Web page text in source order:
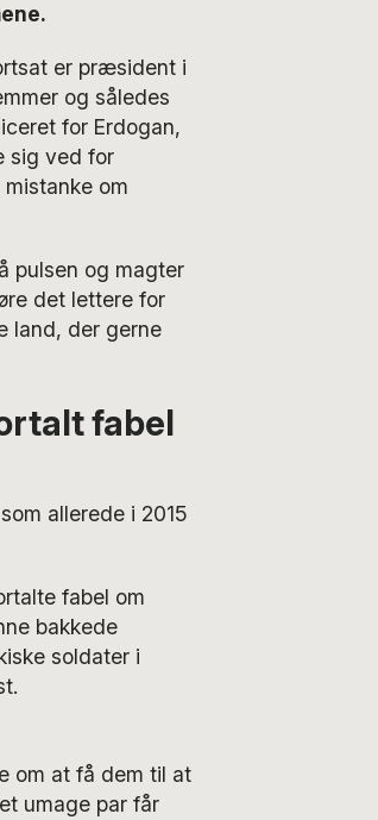
er præsident i
og således
for Erdogan,
sig ved for
om
pulsen og magter
det lettere for
land, der gerne
fabel
allerede i 2015
fabel om
bakkede
soldater i
om at få dem til at
umage par får